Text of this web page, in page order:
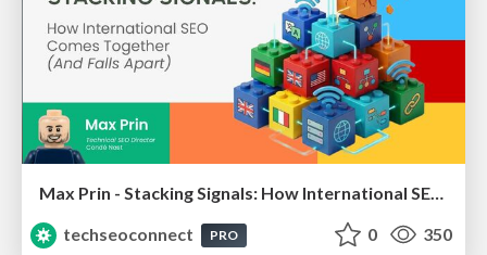
Max Prin - Stacking Signals: How International SEO Comes Together (And Falls Apart)
techseoconnect
PRO 0 350